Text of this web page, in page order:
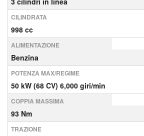
CILINDRATA
998 cc
ALIMENTAZIONE
Benzina
POTENZA MAX/REGIME
50 kW (68 CV) 6,000 giri/min
COPPIA MASSIMA
93 Nm
TRAZIONE